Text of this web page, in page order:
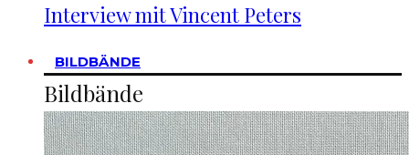
Interview mit Vincent Peters
BILDBÄNDE
Bildbände